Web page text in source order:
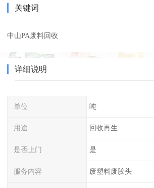
关键词
中山PA废料回收
详细说明
单位 吨
用途 回收再生
是否上门 是
服务内容 废塑料废胶头